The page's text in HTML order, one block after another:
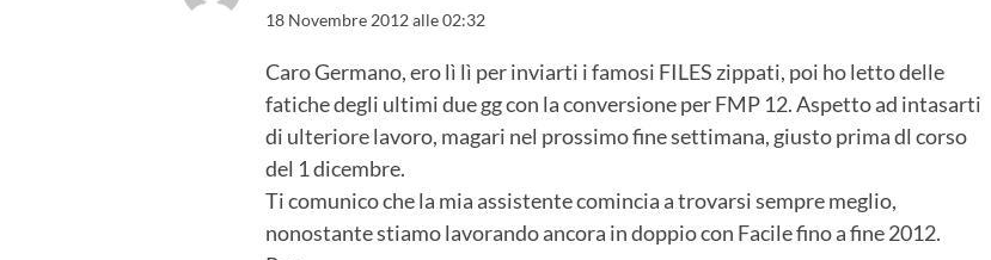
18 Novembre 2012 alle 02:32
Caro Germano, ero lì lì per inviarti i famosi FILES zippati, poi ho letto delle
fatiche degli ultimi due gg con la conversione per FMP 12. Aspetto ad intasarti
di ulteriore lavoro, magari nel prossimo fine settimana, giusto prima dl corso
del 1 dicembre.
Ti comunico che la mia assistente comincia a trovarsi sempre meglio,
nonostante stiamo lavorando ancora in doppio con Facile fino a fine 2012.